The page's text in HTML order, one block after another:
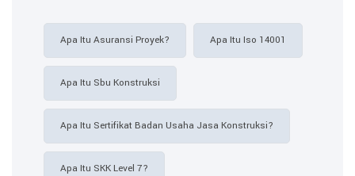
Apa Itu Asuransi Proyek? Apa Itu Iso 14001
Apa Itu Sbu Konstruksi
Apa Itu Sertifikat Badan Usaha Jasa Konstruksi?
Apa Itu SKK Level 7?